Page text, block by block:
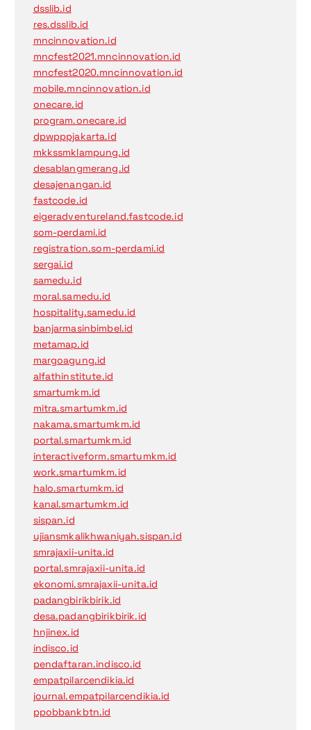
dsslib.id
res.dsslib.id
mncinnovation.id
mncfest2021.mncinnovation.id
mncfest2020.mncinnovation.id
mobile.mncinnovation.id
onecare.id
program.onecare.id
dpwpppjakarta.id
mkkssmklampung.id
desablangmerang.id
desajenangan.id
fastcode.id
eigeradventureland.fastcode.id
som-perdami.id
registration.som-perdami.id
sergai.id
samedu.id
moral.samedu.id
hospitality.samedu.id
banjarmasinbimbel.id
metamap.id
margoagung.id
alfathinstitute.id
smartumkm.id
mitra.smartumkm.id
nakama.smartumkm.id
portal.smartumkm.id
interactiveform.smartumkm.id
work.smartumkm.id
halo.smartumkm.id
kanal.smartumkm.id
sispan.id
ujiansmkalikhwaniyah.sispan.id
smrajaxii-unita.id
portal.smrajaxii-unita.id
ekonomi.smrajaxii-unita.id
padangbirikbirik.id
desa.padangbirikbirik.id
hnjinex.id
indisco.id
pendaftaran.indisco.id
empatpilarcendikia.id
journal.empatpilarcendikia.id
ppobbankbtn.id